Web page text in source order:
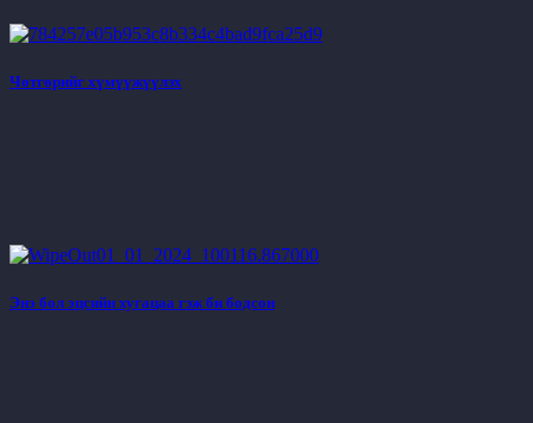
Чөтгөрийг хүмүүжүүлэх
Энэ бол эцсийн хугацаа гэж би бодсон